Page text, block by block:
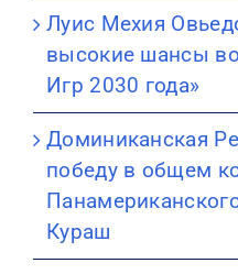
Луис Мехия
высокие шансы
Игр 2030 года»
Доминиканская
победу в общем
Кураш